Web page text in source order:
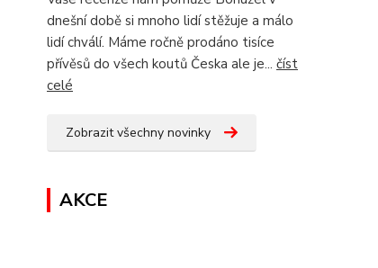
dnešní době si mnoho lidí stěžuje a málo
lidí chválí. Máme ročně prodáno tisíce
přívěsů do všech koutů Česka ale je... číst
celé
Zobrazit všechny novinky
AKCE